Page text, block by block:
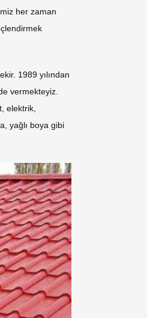
her zaman
1989 yılından
vermekteyiz.
elektrik,
yağlı boya gibi